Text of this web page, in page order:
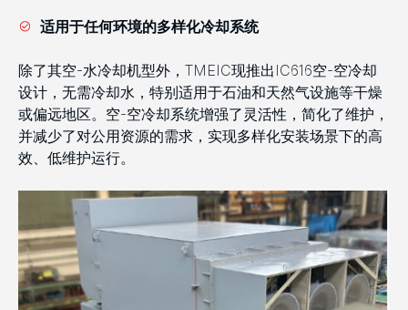
适用于任何环境的多样化冷却系统
除了其空-水冷却机型外，TMEIC现推出IC616空-空冷却
设计，无需冷却水，特别适用于石油和天然气设施等干燥
或偏远地区。空-空冷却系统增强了灵活性，简化了维护，
并减少了对公用资源的需求，实现多样化安装场景下的高
效、低维护运行。